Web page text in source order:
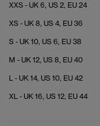
XXS - UK 6, US 2, EU 24
XS - UK 8, US 4, EU 36
S - UK 10, US 6, EU 38
M - UK 12, US 8, EU 40
L - UK 14, US 10, EU 42
XL - UK 16, US 12, EU 44